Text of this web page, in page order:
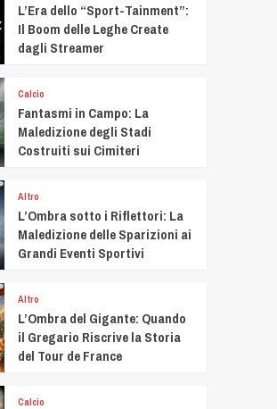
L’Era dello “Sport-Tainment”:
Il Boom delle Leghe Create
dagli Streamer
Calcio
Fantasmi in Campo: La
Maledizione degli Stadi
Costruiti sui Cimiteri
Altro
L’Ombra sotto i Riflettori: La
Maledizione delle Sparizioni ai
Grandi Eventi Sportivi
Altro
L’Ombra del Gigante: Quando
il Gregario Riscrive la Storia
del Tour de France
Calcio